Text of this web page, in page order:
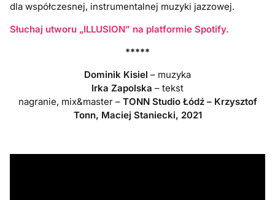
dla współczesnej, instrumentalnej muzyki jazzowej.
Słuchaj utworu „ILLUSION” na platformie Spotify.
*****
Dominik Kisiel – muzyka
Irka Zapolska – tekst
nagranie, mix&master – TONN Studio Łódź – Krzysztof
Tonn, Maciej Staniecki, 2021